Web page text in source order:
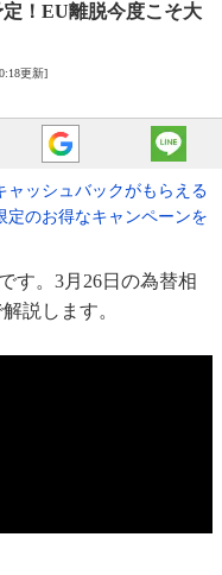
！ EU離脱今度こそ大
更新]
ャッシュバックがもらえる
定のお得なキャンペーンを
す。3月26日の為替相
説します。